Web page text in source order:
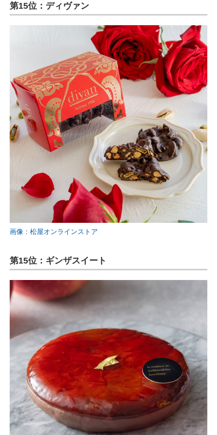
第15位：ディヴァン
画像：松屋オンラインストア
第15位：ギンザスイート